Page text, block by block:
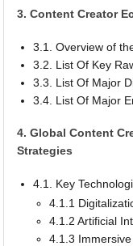
3. Content Creator
3.1. Overview of
3.2. List Of Key
3.3. List Of Major
3.4. List Of Major
4. Global Content
Strategies
4.1. Key
4.1.1
4.1.2 Artificial
4.1.3